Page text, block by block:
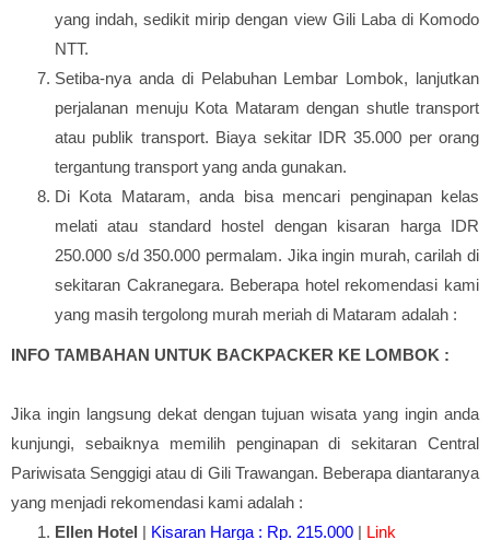
yang indah, sedikit mirip dengan view Gili Laba di Komodo
NTT.
Setiba-nya anda di Pelabuhan Lembar Lombok, lanjutkan
perjalanan menuju Kota Mataram dengan shutle transport
atau publik transport. Biaya sekitar IDR 35.000 per orang
tergantung transport yang anda gunakan.
Di Kota Mataram, anda bisa mencari penginapan kelas
melati atau standard hostel dengan kisaran harga IDR
250.000 s/d 350.000 permalam. Jika ingin murah, carilah di
sekitaran Cakranegara. Beberapa hotel rekomendasi kami
yang masih tergolong murah meriah di Mataram adalah :
INFO TAMBAHAN UNTUK BACKPACKER KE LOMBOK :
Jika ingin langsung dekat dengan tujuan wisata yang ingin anda
kunjungi, sebaiknya memilih penginapan di sekitaran Central
Pariwisata Senggigi atau di Gili Trawangan. Beberapa diantaranya
yang menjadi rekomendasi kami adalah :
Ellen Hotel | Kisaran Harga : Rp. 215.000 | Link